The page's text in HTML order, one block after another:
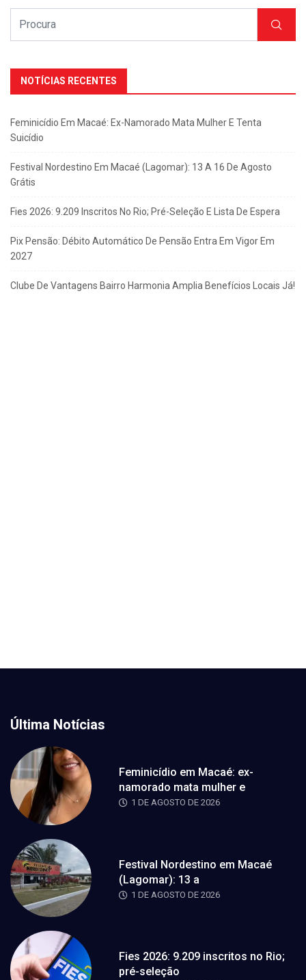
NOTÍCIAS RECENTES
Feminicídio Em Macaé: Ex-Namorado Mata Mulher E Tenta
Suicídio
Festival Nordestino Em Macaé (Lagomar): 13 A 16 De Agosto
Grátis
Fies 2026: 9.209 Inscritos No Rio; Pré-Seleção E Lista De Espera
Pix Pensão: Débito Automático De Pensão Entra Em Vigor Em
2027
Clube De Vantagens Bairro Harmonia Amplia Benefícios Locais Já!
Última Notícias
Feminicídio em Macaé: ex-
namorado mata mulher e
1 DE AGOSTO DE 2026
Festival Nordestino em Macaé
(Lagomar): 13 a
1 DE AGOSTO DE 2026
Fies 2026: 9.209 inscritos no Rio;
pré-seleção